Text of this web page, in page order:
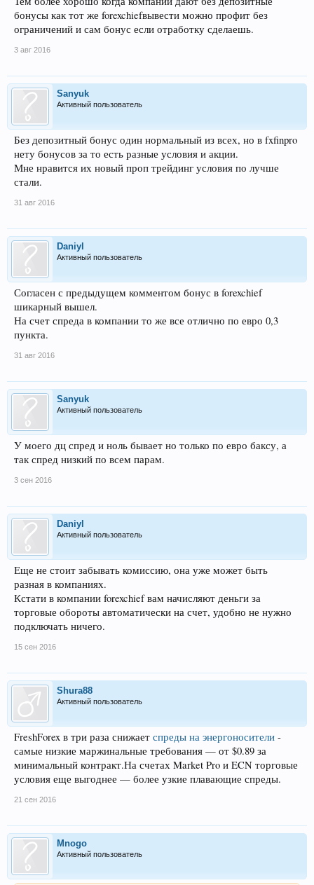
бонусы как тот же forexchiefвывести можно профит без
ограничений и сам бонус если отработку сделаешь.
3 авг 2016
Sanyuk
Активный пользователь
Без депозитный бонус один нормальный из всех, но в fxfinpro
нету бонусов за то есть разные условия и акции.
Мне нравится их новый проп трейдинг условия по лучше
стали.
31 авг 2016
Daniyl
Активный пользователь
Согласен с предыдущем комментом бонус в forexchief
шикарный вышел.
На счет спреда в компании то же все отлично по евро 0,3
пункта.
31 авг 2016
Sanyuk
Активный пользователь
У моего дц спред и ноль бывает но только по евро баксу, а
так спред низкий по всем парам.
3 сен 2016
Daniyl
Активный пользователь
Еще не стоит забывать комиссию, она уже может быть
разная в компаниях.
Кстати в компании forexchief вам начисляют деньги за
торговые обороты автоматически на счет, удобно не нужно
подключать ничего.
15 сен 2016
Shura88
Активный пользователь
FreshForex в три раза снижает спреды на энергоносители -
самые низкие маржинальные требования — от $0.89 за
минимальный контракт.На счетах Market Pro и ECN торговые
условия еще выгоднее — более узкие плавающие спреды.
21 сен 2016
Mnogo
Активный пользователь